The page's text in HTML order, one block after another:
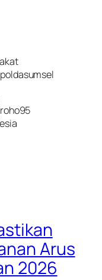
Arus
2026